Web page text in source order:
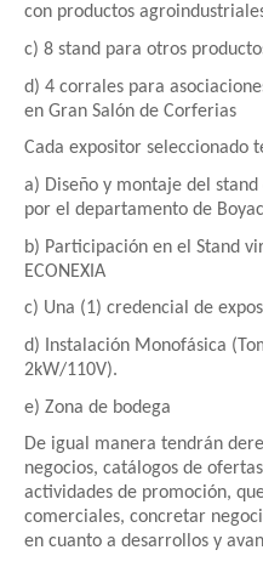
con productos
c) 8 stand para otros
d) 4 corrales para
en Gran Salón de Corferias
Cada expositor seleccionado
a) Diseño y montaje del
por el departamento de
b) Participación en el Stand
ECONEXIA
c) Una (1) credencial de
d) Instalación Monofásica
2kW/110V).
e) Zona de bodega
De igual manera tendrán
negocios, catálogos de
actividades de promoción,
comerciales, concretar
en cuanto a desarrollos y